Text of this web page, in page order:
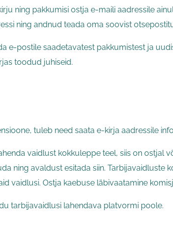
ning pakkumisi ostja e-maili aadressile
ning andnud teada oma soovist
e-postile saadetavatest pakkumistest ja
toodud juhiseid.
tuleb need saata e-kirja aadressile
vaidlust kokkuleppe teel, siis on ostjal
ning avaldust esitada siin. Tarbijavaidluste
vaidlusi. Ostja kaebuse läbivaatamine
tarbijavaidlusi lahendava platvormi poole.